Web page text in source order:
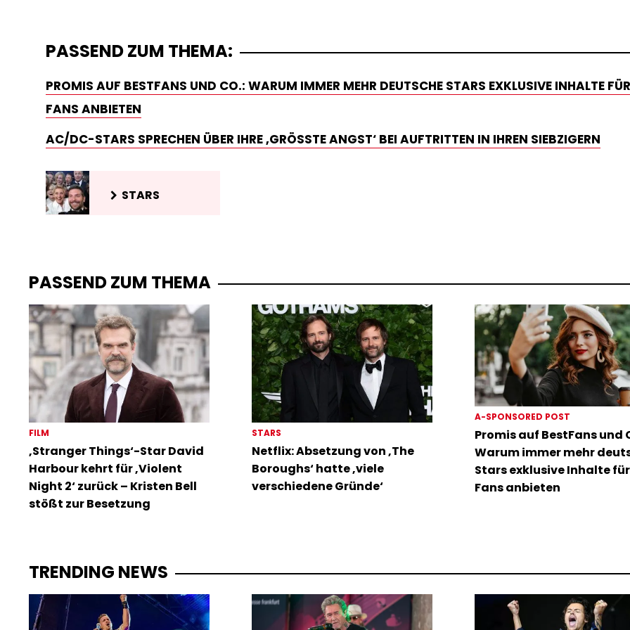
PASSEND ZUM THEMA:
PROMIS AUF BESTFANS UND CO.: WARUM IMMER MEHR DEUTSCHE STARS EXKLUSIVE INHALTE
FANS ANBIETEN
AC/DC-STARS SPRECHEN ÜBER IHRE ‚GRÖSSTE ANGST‘ BEI AUFTRITTEN IN IHREN SIEBZIGERN
STARS
PASSEND ZUM THEMA
FILM
‚Stranger Things‘-Star David
Harbour kehrt für ‚Violent
Night 2‘ zurück – Kristen Bell
stößt zur Besetzung
STARS
Netflix: Absetzung von ‚The
Boroughs‘ hatte ‚viele
verschiedene Gründe‘
A-SPONSORED POST
Promis auf BestFans und
Warum immer mehr
Stars exklusive Inhalte
Fans anbieten
TRENDING NEWS